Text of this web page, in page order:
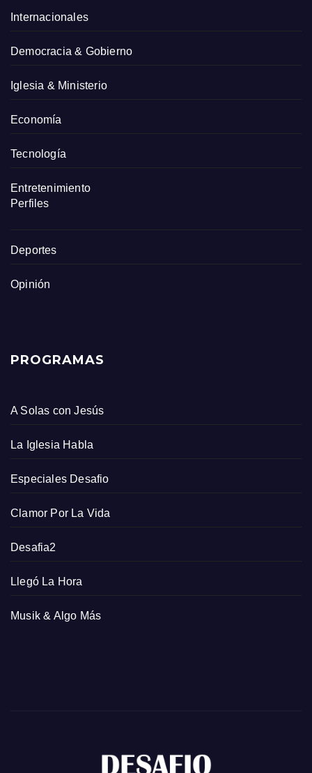
Internacionales
Democracia & Gobierno
Iglesia & Ministerio
Economía
Tecnología
Entretenimiento
Perfiles
Deportes
Opinión
PROGRAMAS
A Solas con Jesús
La Iglesia Habla
Especiales Desafio
Clamor Por La Vida
Desafia2
Llegó La Hora
Musik & Algo Más